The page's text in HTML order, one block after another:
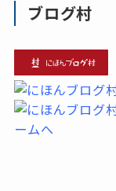
ブログ村